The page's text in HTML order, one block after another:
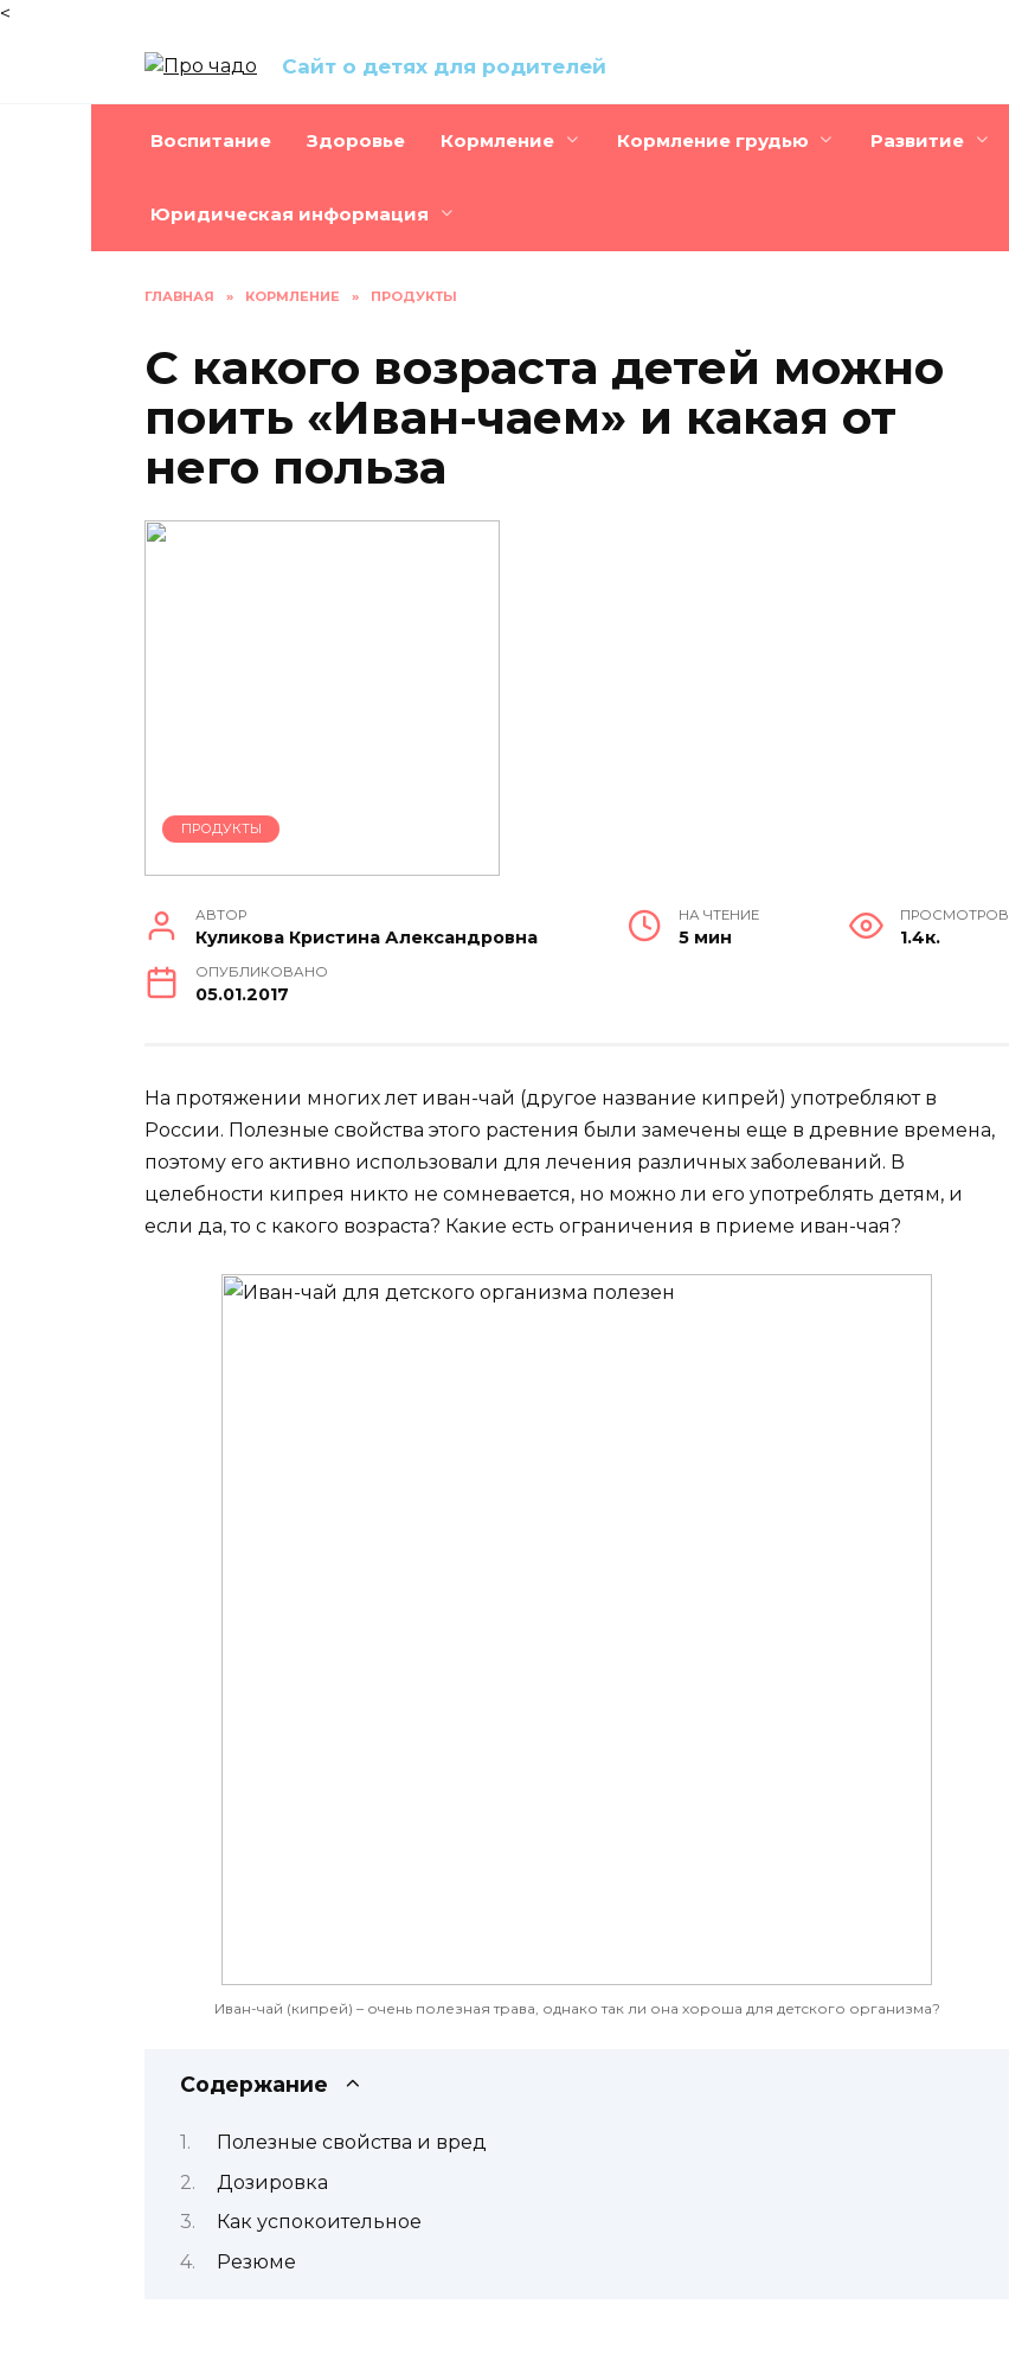
<
Сайт о детях для родителей
Воспитание Здоровье Кормление Кормление грудью Развитие
Юридическая информация
ГЛАВНАЯ » КОРМЛЕНИЕ » ПРОДУКТЫ
С какого возраста детей можно
поить «Иван-чаем» и какая от
него польза
ПРОДУКТЫ
АВТОР
Куликова Кристина Александровна
НА ЧТЕНИЕ
5 мин
ПРОСМОТРОВ
1.4к.
ОПУБЛИКОВАНО
05.01.2017
На протяжении многих лет иван-чай (другое название кипрей) употребляют в
России. Полезные свойства этого растения были замечены еще в древние времена,
поэтому его активно использовали для лечения различных заболеваний. В
целебности кипрея никто не сомневается, но можно ли его употреблять детям, и
если да, то с какого возраста? Какие есть ограничения в приеме иван-чая?
Иван-чай (кипрей) – очень полезная трава, однако так ли она хороша для детского организма?
Содержание
Полезные свойства и вред
Дозировка
Как успокоительное
Резюме